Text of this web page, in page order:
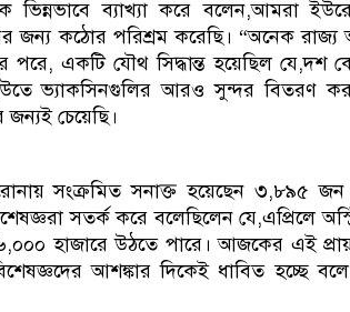
ভিন্নভাবে ব্যাখ্যা করে বলেন,আমরা
জন্য কঠোর পরিশ্রম করেছি। “অনেক
পরে, একটি যৌথ সিদ্ধান্ত হয়েছিল যে,দশ
ভ্যাকসিনগুলির আরও সুন্দর বিতরণ
চেয়েছি।
সংক্রমিত সনাক্ত হয়েছেন ৩,৮৯৫
সতর্ক করে বলেছিলেন যে,এপ্রিলে
হাজারে উঠতে পারে। আজকের এই
আশঙ্কার দিকেই ধাবিত হচ্ছে